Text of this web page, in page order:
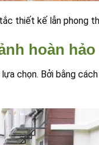
thiết kế lẫn phong
hoàn hảo
chọn. Bởi bằng